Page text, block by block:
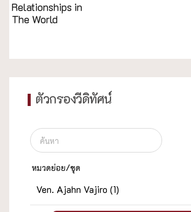
Relationships in
The World
ตัวกรองวีดิทัศน์
หมวดย่อย/ชุด